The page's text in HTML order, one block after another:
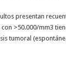
presentan
>50.000/mm3
tumoral